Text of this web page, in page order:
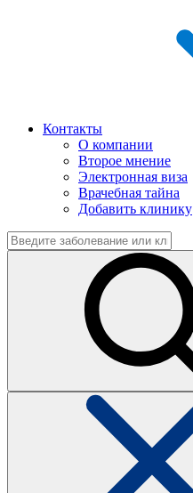
Контакты
О компании
Второе мнение
Электронная виза
Врачебная тайна
Добавить клинику